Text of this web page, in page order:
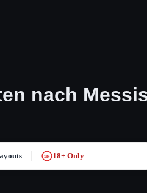
nach
18+ 18+ Only